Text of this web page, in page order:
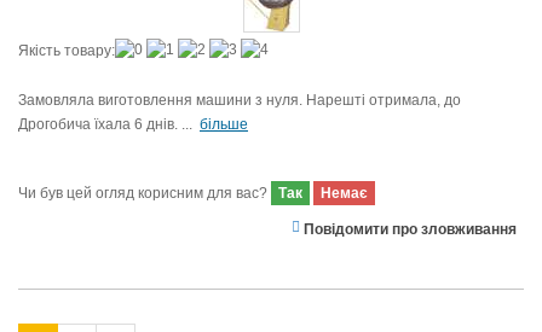
Якість товару:
Замовляла виготовлення машини з нуля. Нарешті отримала, до
Дрогобича їхала 6 днів. ... більше
Чи був цей огляд корисним для вас? Так Немає
Повідомити про зловживання